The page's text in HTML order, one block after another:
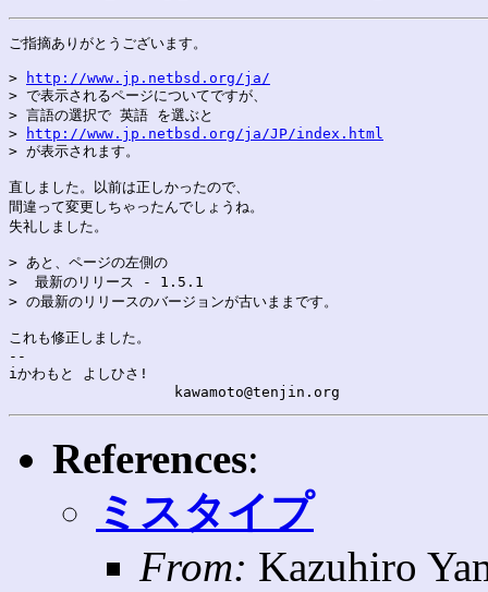
ご指摘ありがとうございます。
>
http://www.jp.netbsd.org/ja/
> で表示されるページについてですが、
> 言語の選択で 英語 を選ぶと
>
http://www.jp.netbsd.org/ja/JP/index.html
> が表示されます。
直しました。以前は正しかったので、
間違って変更しちゃったんでしょうね。
失礼しました。
> あと、ページの左側の
>  最新のリリース - 1.5.1
> の最新のリリースのバージョンが古いままです。
これも修正しました。
--
iかわもと よしひさ!
References:
ミスタイプ
From: Kazuhiro